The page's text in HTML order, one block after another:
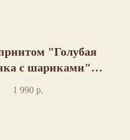
"Голубая
с шариками"
1 990 р.